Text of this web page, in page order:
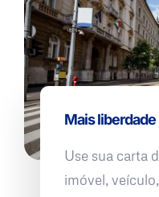
Mais liberdade
Use sua carta
imóvel,